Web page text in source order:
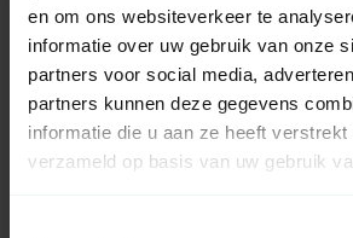
en om ons websiteverkeer te
informatie over uw gebruik van onze
partners voor social media,
partners kunnen deze gegevens
informatie die u aan ze heeft verstrekt
verzameld op basis van uw gebruik